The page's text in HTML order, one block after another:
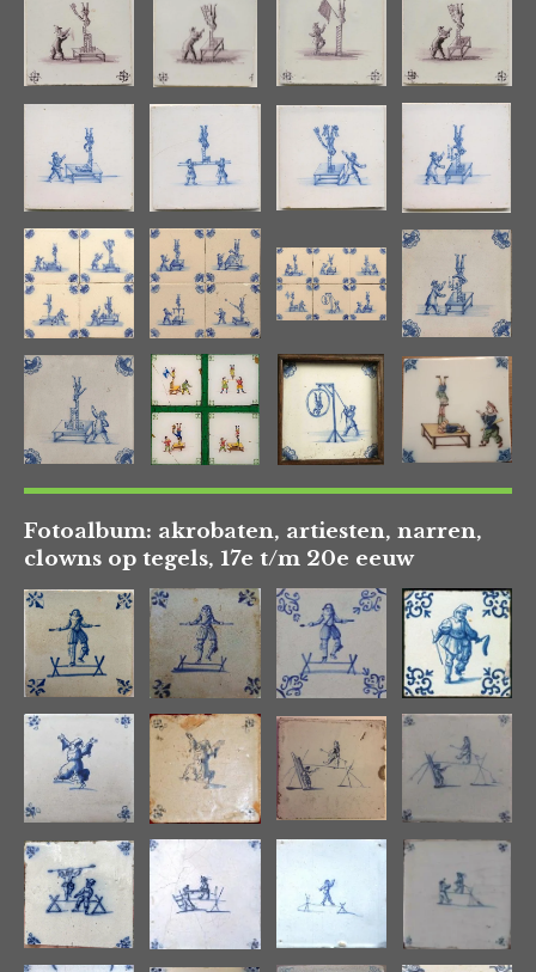
Fotoalbum: akrobaten, artiesten, narren,
clowns op tegels, 17e t/m 20e eeuw